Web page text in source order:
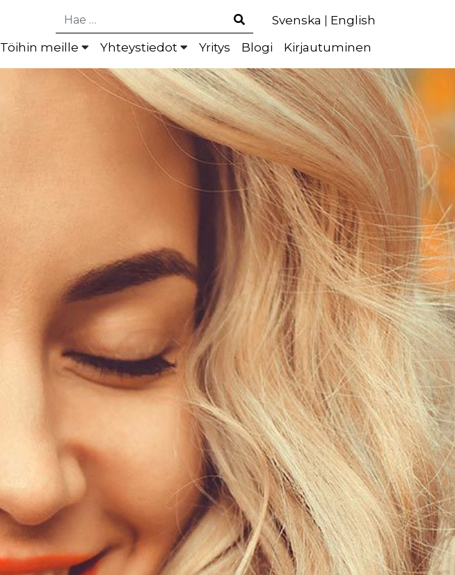
Hae Svenska
English
Töihin meille Yhteystiedot Yritys Blogi Kirjautuminen